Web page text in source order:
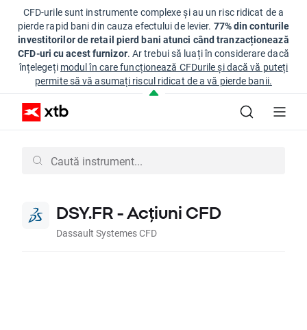
CFD-urile sunt instrumente complexe și au un risc ridicat de a
pierde rapid bani din cauza efectului de levier. 77% din conturile
investitorilor de retail pierd bani atunci când tranzacționează
CFD-uri cu acest furnizor. Ar trebui să luați în considerare dacă
înțelegeți modul în care funcționează CFDurile și dacă vă puteți
permite să vă asumați riscul ridicat de a vă pierde banii.
DSY.FR - Acțiuni CFD
Dassault Systemes CFD